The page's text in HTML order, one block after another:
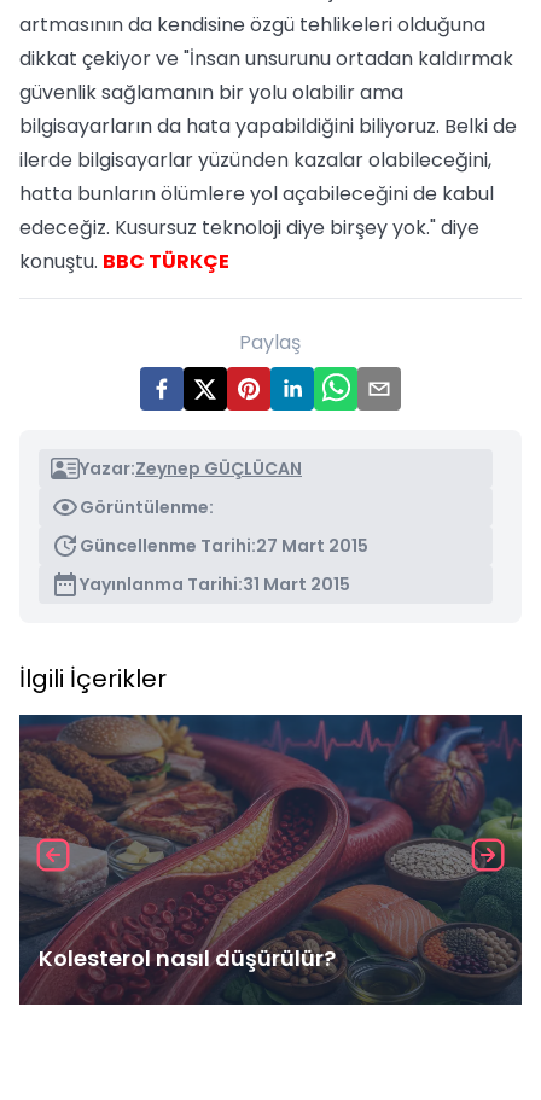
artmasının da kendisine özgü tehlikeleri olduğuna
dikkat çekiyor ve "İnsan unsurunu ortadan kaldırmak
güvenlik sağlamanın bir yolu olabilir ama
bilgisayarların da hata yapabildiğini biliyoruz. Belki de
ilerde bilgisayarlar yüzünden kazalar olabileceğini,
hatta bunların ölümlere yol açabileceğini de kabul
edeceğiz. Kusursuz teknoloji diye birşey yok." diye
konuştu. BBC TÜRKÇE
Paylaş
Yazar:Zeynep GÜÇLÜCAN
Görüntülenme:
Güncellenme Tarihi:27 Mart 2015
Yayınlanma Tarihi:31 Mart 2015
İlgili İçerikler
Kolesterol nasıl düşürülür?